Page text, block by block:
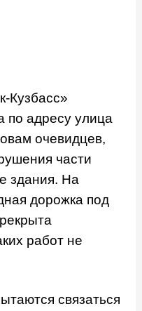
Кузбасс»
по адресу улица
очевидцев,
части
здания. На
дорожка под
работ не
связаться